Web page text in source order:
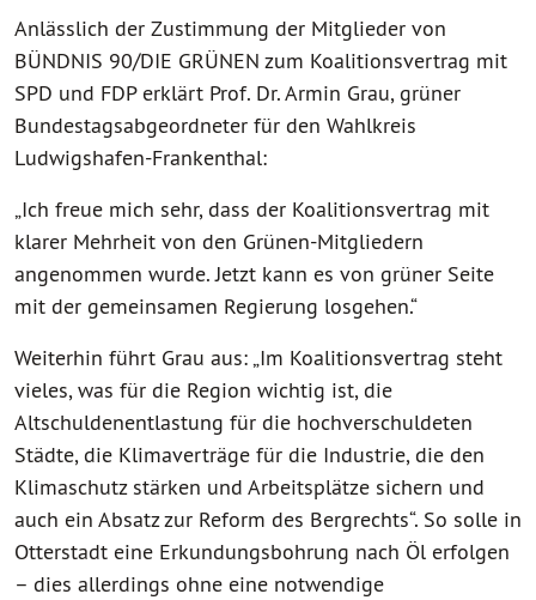
Anlässlich der Zustimmung der Mitglieder von
BÜNDNIS 90/DIE GRÜNEN zum Koalitionsvertrag mit
SPD und FDP erklärt Prof. Dr. Armin Grau, grüner
Bundestagsabgeordneter für den Wahlkreis
Ludwigshafen-Frankenthal:
„Ich freue mich sehr, dass der Koalitionsvertrag mit
klarer Mehrheit von den Grünen-Mitgliedern
angenommen wurde. Jetzt kann es von grüner Seite
mit der gemeinsamen Regierung losgehen.“
Weiterhin führt Grau aus: „Im Koalitionsvertrag steht
vieles, was für die Region wichtig ist, die
Altschuldenentlastung für die hochverschuldeten
Städte, die Klimaverträge für die Industrie, die den
Klimaschutz stärken und Arbeitsplätze sichern und
auch ein Absatz zur Reform des Bergrechts“. So solle in
Otterstadt eine Erkundungsbohrung nach Öl erfolgen
– dies allerdings ohne eine notwendige